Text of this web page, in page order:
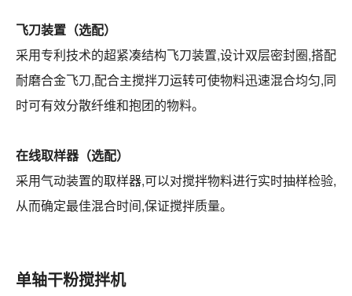
飞刀装置（选配）
采用专利技术的超紧凑结构飞刀装置,设计双层密封圈,搭配
耐磨合金飞刀,配合主搅拌刀运转可使物料迅速混合均匀,同
时可有效分散纤维和抱团的物料。
在线取样器（选配）
采用气动装置的取样器,可以对搅拌物料进行实时抽样检验,
从而确定最佳混合时间,保证搅拌质量。
单轴干粉搅拌机